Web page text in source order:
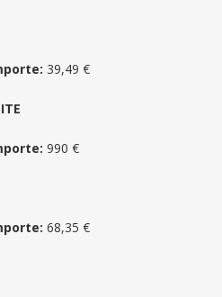
39,49 €
990 €
68,35 €